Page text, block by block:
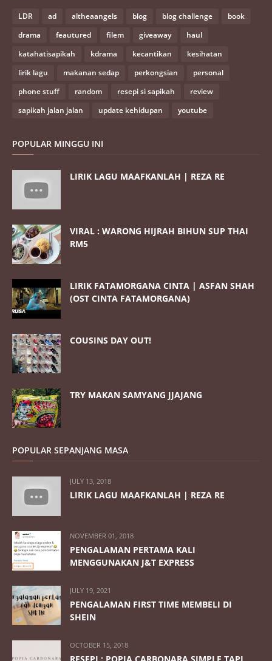
LDR ad altheaangels blog blog challenge
book
drama
feautured filem giveaway
haul
katahatisapikah
kdrama kecantikan
kesihatan
lirik lagu
makanan sedap perkongsian
personal
phone stuff
random resepi si sapikah
review
sapikah jalan jalan
update kehidupan youtube
POPULAR MINGGU INI
LIRIK LAGU MAAFKANLAH | REZA RE
VIRAL : WARONG HIJRAH BIHUN SUP THAI
RM5
LIRIK FATAMORGANA CINTA | ASFAN SHAH
(OST CINTA FATAMORGANA)
COUSINS DAY OUT!
TRY MAKAN SAMYANG JJAJANG
POPULAR SEPANJANG MASA
JULY 13, 2018
LIRIK LAGU MAAFKANLAH | REZA RE
NOVEMBER 01, 2018
PENGALAMAN PERTAMA KALI
MENGGUNAKAN J&T EXPRESS
JULY 19, 2021
PENGALAMAN FIRST TIME MEMBELI DI
SHEIN
OCTOBER 15, 2018